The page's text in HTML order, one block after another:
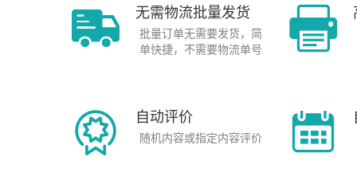
无需物流批量发货
批量订单无需要发货，简
单快捷，不需要物流单号
自动评价
随机内容或指定内容评价